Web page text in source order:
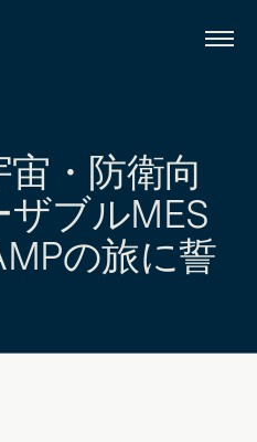
メ
・防衛向
ブルMES
の旅に誓